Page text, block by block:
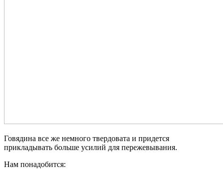
Говядина все же немного твердовата и придется
прикладывать больше усилий для пережевывания.
Нам понадобится: